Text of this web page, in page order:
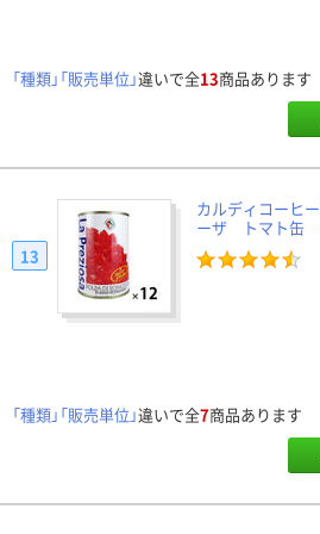
「種類」「販売単位」違いで全13商品あります
カルディコーヒ
ーザ トマト缶
13
「種類」「販売単位」違いで全7商品あります